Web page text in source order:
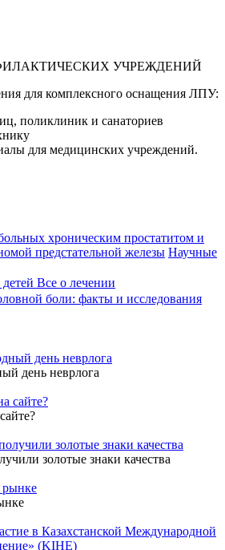
УЧРЕЖДЕНИЙ
для комплексного оснащения ЛПУ:
поликлиник и санаториев
для медицинских учреждений.
хроническим простатитом и
предстательной железы Научные
Все о лечении
боли: факты и исследования
день неврлога
золотые знаки качества